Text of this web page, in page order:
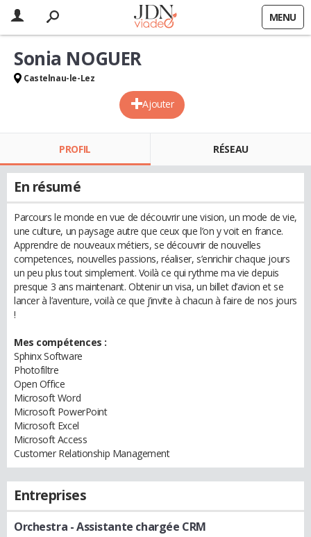
MENU
Ajouter
Sonia NOGUER
Castelnau-le-Lez
PROFIL RÉSEAU
En résumé
Parcours le monde en vue de découvrir une vision, un mode de vie,
une culture, un paysage autre que ceux que l’on y voit en france.
Apprendre de nouveaux métiers, se découvrir de nouvelles
competences, nouvelles passions, réaliser, s’enrichir chaque jours
un peu plus tout simplement. Voilà ce qui rythme ma vie depuis
presque 3 ans maintenant. Obtenir un visa, un billet d’avion et se
lancer à l’aventure, voilà ce que j’invite à chacun à faire de nos jours
!
Mes compétences :
Sphinx Software
Photofiltre
Open Office
Microsoft Word
Microsoft PowerPoint
Microsoft Excel
Microsoft Access
Customer Relationship Management
Entreprises
Orchestra - Assistante chargée CRM